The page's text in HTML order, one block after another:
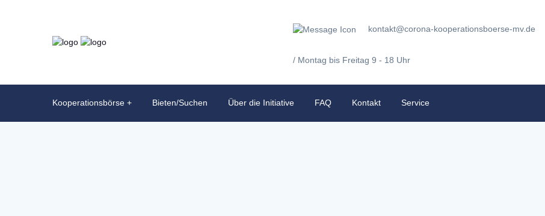
kontakt@corona-kooperationsboerse-mv.de
/ Montag bis Freitag 9 - 18 Uhr
Kooperationsbörse Bieten/Suchen Über die Initiative FAQ Kontakt Service